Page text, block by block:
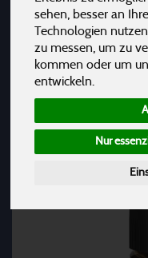
sehen, besser an
Technologien
zu messen, um zu
kommen oder um
entwickeln.
Nur
Hersteller